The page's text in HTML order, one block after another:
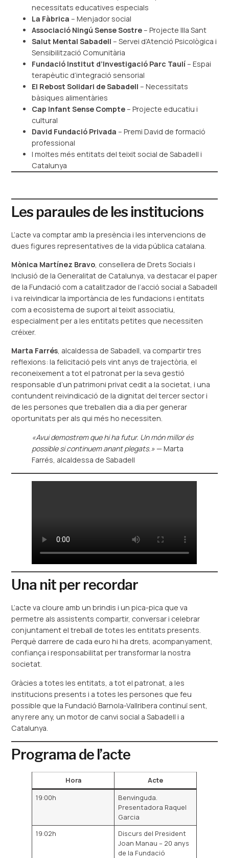
necessitats educatives especials
La Fàbrica – Menjador social
Associació Ningú Sense Sostre– Projecte Illa Sant
Salut Mental Sabadell – Servei d’Atenció Psicològica i
Sensibilització Comunitària
Fundació Institut d’Investigació Parc Taulí– Espai
terapèutic d’integració sensorial
El Rebost Solidari de Sabadell – Necessitats
bàsiques alimentàries
Cap Infant Sense Compte– Projecte educatiu i
cultural
David Fundació Privada – Premi David de formació
professional
I moltes més entitats del teixit social de Sabadell i
Catalunya
Les paraules de les institucions
L’acte va comptar amb la presència i les intervencions de
dues figures representatives de la vida pública catalana.
Mònica Martínez Bravo, consellera de Drets Socials i
Inclusió de la Generalitat de Catalunya, va destacar el paper
de la Fundació com a catalitzador de l’acció social a Sabadell
i va reivindicar la importància de les fundacions i entitats
com a ecosistema de suport al teixit associatiu,
especialment per a les entitats petites que necessiten
créixer.
Marta Farrés, alcaldessa de Sabadell, va compartir tres
reflexions: la felicitació pels vint anys de trajectòria, el
reconeixement a tot el patronat per la seva gestió
responsable d’un patrimoni privat cedit a la societat, i una
contundent reivindicació de la dignitat del tercer sector i
de les persones que treballen dia a dia per generar
oportunitats per als qui més ho necessiten.
«Avui demostrem que hi ha futur. Un món millor és
possible si continuem anant plegats.»— Marta
Farrés, alcaldessa de Sabadell
Una nit per recordar
L’acte va cloure amb un brindis i un pica-pica que va
permetre als assistents compartir, conversar i celebrar
conjuntament el treball de totes les entitats presents.
Perquè darrere de cada euro hi ha drets, acompanyament,
confiança i responsabilitat per transformar la nostra
societat.
Gràcies a totes les entitats, a tot el patronat, a les
institucions presents i a totes les persones que feu
possible que la Fundació Barnola-Vallribera continuï sent,
any rere any, un motor de canvi social a Sabadell i a
Catalunya.
Programa de l’acte
Hora
Acte
19:00h
Benvinguda.
Presentadora Raquel
Garcia
19:02h
Discurs del President
Joan Manau – 20 anys
de la Fundació